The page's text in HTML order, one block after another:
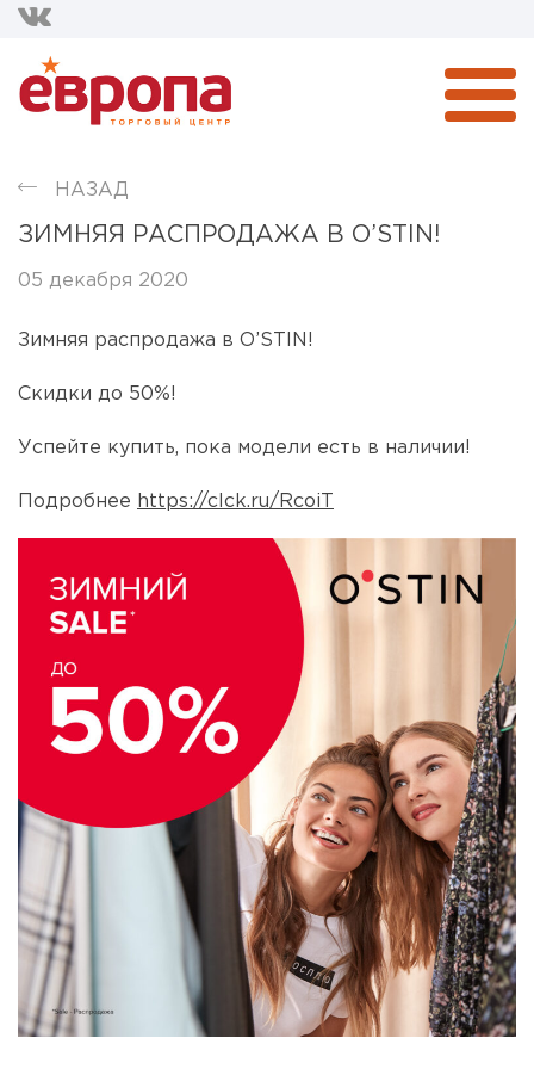
НАЗАД
ЗИМНЯЯ РАСПРОДАЖА В O’STIN!
05 декабря 2020
Зимняя распродажа в O’STIN!
Скидки до 50%!
Успейте купить, пока модели есть в наличии!
Подробнее https://clck.ru/RcoiT